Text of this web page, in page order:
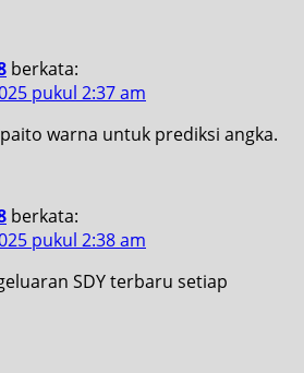
berkata:
pukul 2:37 am
warna untuk prediksi angka.
berkata:
pukul 2:38 am
SDY terbaru setiap